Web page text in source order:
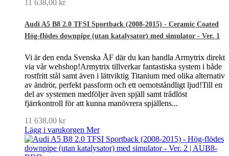
11 638,00 kr
Audi A5 B8 2.0 TFSI Sportback (2008-2015) - Ceramic Coated
Hög-flödes downpipe (utan katalysator) med simulator - Ver. 1
Vi är den enda Svenska ÅF där du kan handla Armytrix direkt
via vår webshop!Armytrix tillverkar fantastiska system i både
rostfritt stål samt även i lättviktig Titanium med olika alternativ
av ändrör, perfekt passform och ett oemotståndligt ljud!Till en
del av systemen medföljer även spjäll samt trådlöst
fjärrkontroll för att kunna manövrera spjällens...
11 638,00 kr
Lägg i varukorgen Mer